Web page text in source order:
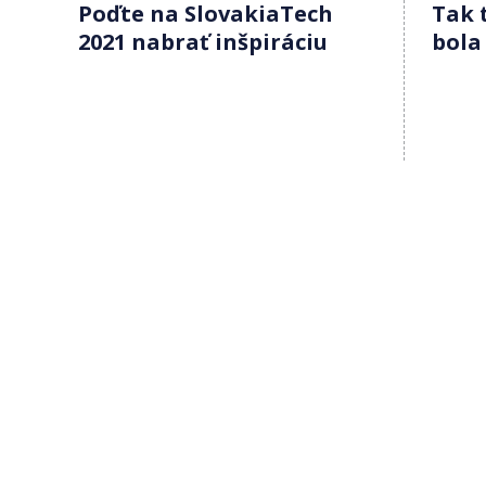
Poďte na SlovakiaTech
2021 nabrať inšpiráciu
Tak
bola